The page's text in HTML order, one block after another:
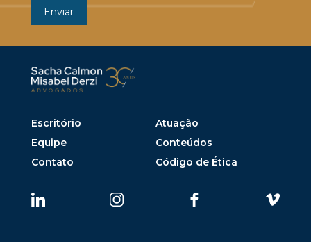
Escritório
Atuação
Equipe
Conteúdos
Contato
Código de Ética